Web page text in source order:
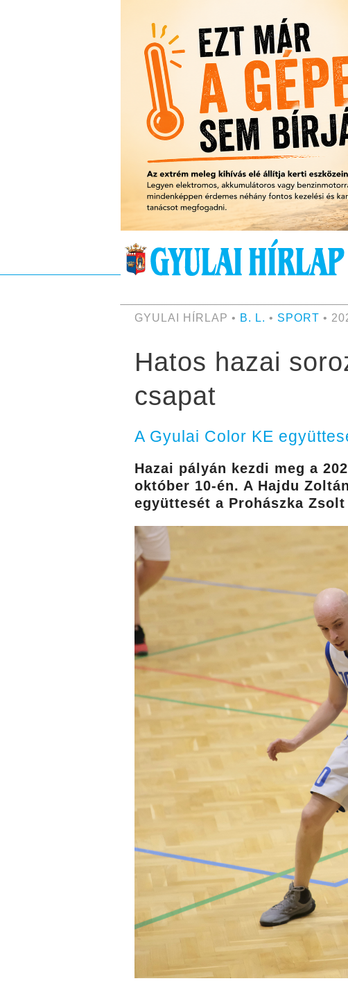
GYULAI HÍRLAP • B. L. • SPORT •
Hatos hazai
csapat
A Gyulai Color KE
Hazai pályán kezdi meg a
október 10-én. A Hajdu
együttesét a Prohászka